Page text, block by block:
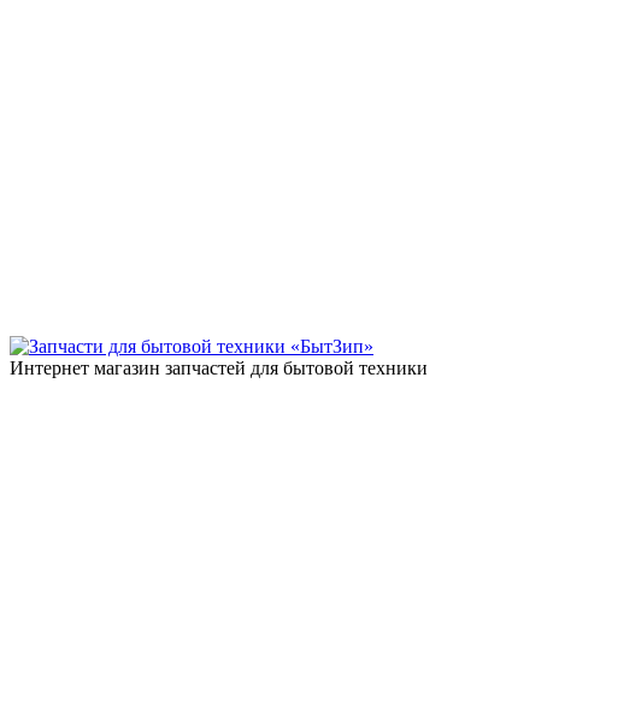
Интернет магазин запчастей для бытовой техники